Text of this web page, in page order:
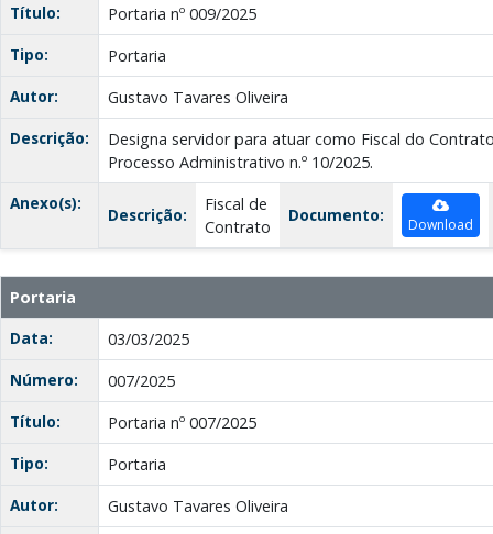
Título:
Portaria nº 009/2025
Tipo:
Portaria
Autor:
Gustavo Tavares Oliveira
Descrição:
Designa servidor para atuar como Fiscal do
Processo Administrativo n.º 10/2025.
Anexo(s):
Descrição:
Fiscal de
Contrato
Documento: Download
Portaria
Data:
03/03/2025
Número:
007/2025
Título:
Portaria nº 007/2025
Tipo:
Portaria
Autor:
Gustavo Tavares Oliveira